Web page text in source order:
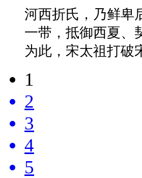
河西折氏，乃鲜卑
一带，抵御西夏、
为此，宋太祖打
1
2
3
4
5